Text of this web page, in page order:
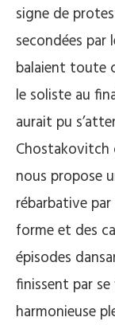
signe de
secondées par
balaient toute
le soliste au
aurait pu
nous propose
rébarbative
forme et des
épisodes
finissent par
harmonieuse